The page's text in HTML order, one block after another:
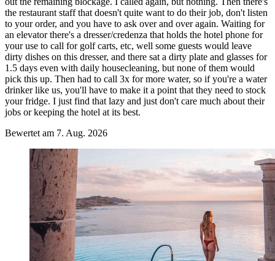
the restaurant staff that doesn't quite want to do their job, don't listen
to your order, and you have to ask over and over again. Waiting for
an elevator there's a dresser/credenza that holds the hotel phone for
your use to call for golf carts, etc, well some guests would leave
dirty dishes on this dresser, and there sat a dirty plate and glasses for
1.5 days even with daily housecleaning, but none of them would
pick this up. Then had to call 3x for more water, so if you're a water
drinker like us, you'll have to make it a point that they need to stock
your fridge. I just find that lazy and just don't care much about their
jobs or keeping the hotel at its best.
Bewertet am 7. Aug. 2026